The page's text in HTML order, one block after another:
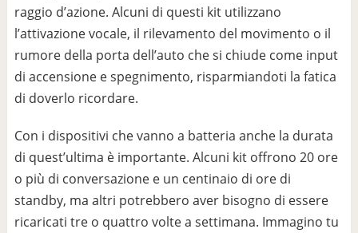
raggio d’azione. Alcuni di questi kit utilizzano
l’attivazione vocale, il rilevamento del movimento o il
rumore della porta dell’auto che si chiude come input
di accensione e spegnimento, risparmiandoti la fatica
di doverlo ricordare.
Con i dispositivi che vanno a batteria anche la durata
di quest’ultima è importante. Alcuni kit offrono 20 ore
o più di conversazione e un centinaio di ore di
standby, ma altri potrebbero aver bisogno di essere
ricaricati tre o quattro volte a settimana. Immagino tu